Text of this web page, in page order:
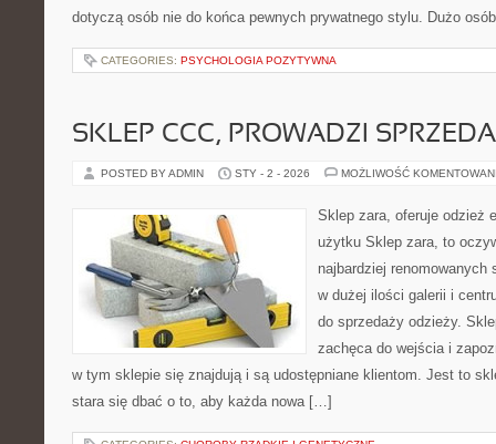
dotyczą osób nie do końca pewnych prywatnego stylu. Dużo
CATEGORIES: PSYCHOLOGIA POZYTYWNA
SKLEP CCC, PROWADZI
POSTED BY ADMIN STY - 2 - 2026 MOŻLIWOŚĆ
Sklep zara, oferuje odzież
użytku Sklep zara, to
najbardziej
w dużej ilości galerii i
do sprzedaży odzieży.
zachęca do wejścia i
w tym sklepie się znajdują i są udostępniane klientom. Jest to
stara się dbać o to, aby każda nowa […]